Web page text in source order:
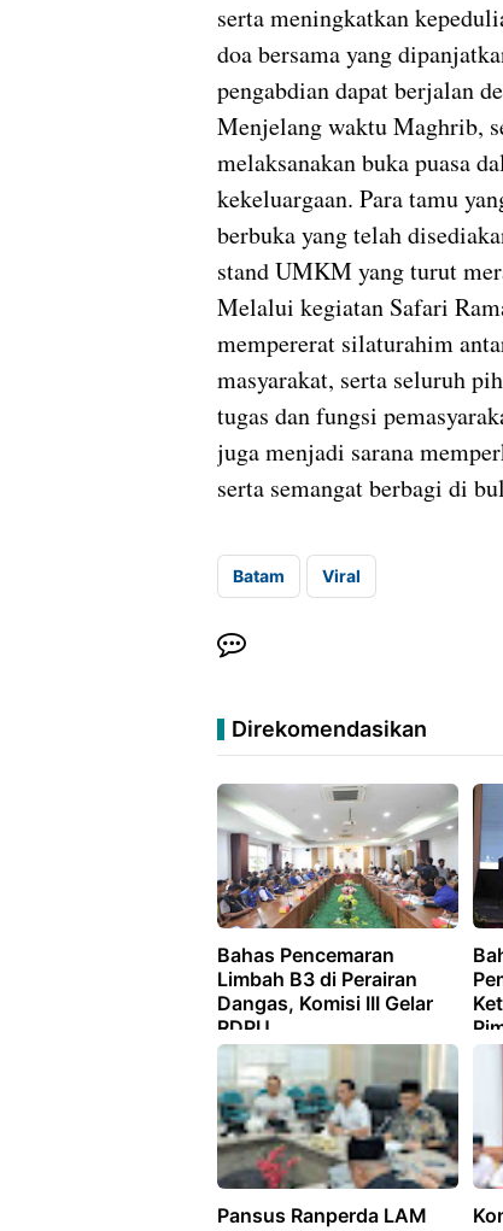
serta meningkatkan
doa bersama yang
pengabdian dapat berjalan
Menjelang waktu Maghrib,
melaksanakan buka puasa
kekeluargaan. Para tamu
berbuka yang telah
stand UMKM yang turut
Melalui kegiatan Safari
mempererat silaturahim
masyarakat, serta seluruh
tugas dan fungsi
juga menjadi sarana
serta semangat berbagi di
Batam Viral
Direkomendasikan
Bahas Pencemaran
Limbah B3 di Perairan
Dangas, Komisi III Gelar
RDPU
Pansus Ranperda LAM